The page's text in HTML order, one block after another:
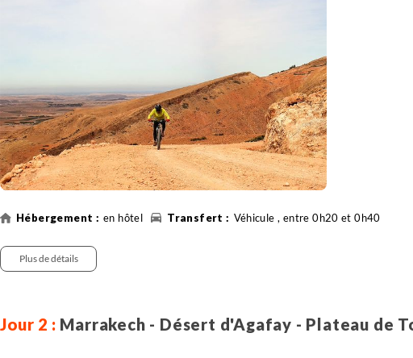
en hôtel Véhicule , entre 0h20 et 0h40
Plus de détails
Marrakech - Désert d'Agafay - Plateau de